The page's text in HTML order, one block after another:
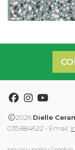
Facebook
Instagram
Youtube
2026 Dielle
035 884622 - Email: